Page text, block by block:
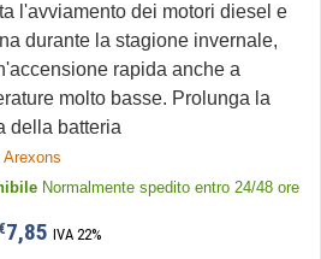
l'avviamento dei motori diesel e
durante la stagione invernale,
rapida anche a
molto basse. Prolunga la
della batteria
Arexons
Normalmente spedito entro 24/48 ore
€7,85 IVA 22%